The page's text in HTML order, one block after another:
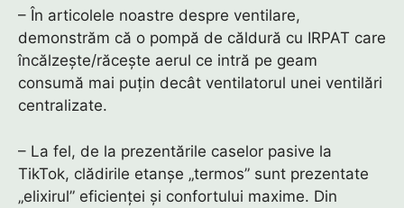
– În articolele noastre despre ventilare,
demonstrăm că o pompă de căldură cu IRPAT care
încălzește/răcește aerul ce intră pe geam
consumă mai puțin decât ventilatorul unei ventilări
centralizate.
– La fel, de la prezentările caselor pasive la
TikTok, clădirile etanșe „termos” sunt prezentate
„elixirul” eficienței și confortului maxime. Din